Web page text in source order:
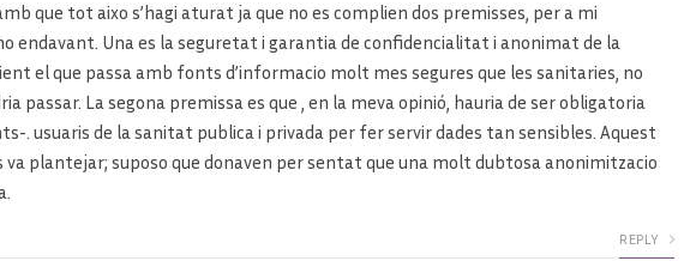
que tot aixo s’hagi aturat ja que no es complien dos premisses, per a mi
endavant. Una es la seguretat i garantia de confidencialitat i anonimat de la
el que passa amb fonts d’informacio molt mes segures que les sanitaries, no
passar. La segona premissa es que , en la meva opinió, hauria de ser obligatoria
. usuaris de la sanitat publica i privada per fer servir dades tan sensibles. Aquest
va plantejar; suposo que donaven per sentat que una molt dubtosa anonimitzacio
REPLY